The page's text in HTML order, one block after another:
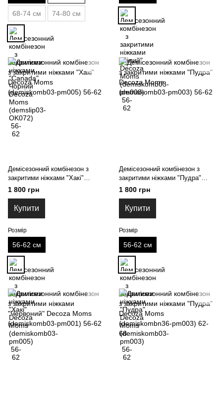
68-74 см 74-80 см
Демісезонний комбінезон з
закритими ніжками "Хакі"
Decoza Moms (demiskomb03-
pm005) 56-62
1 800 грн
Купити
Розмір
56-62 см
Демісезонний комбінезон з
закритими ніжками "Пудра"
Decoza Moms (demiskomb03-
pm003) 56-62
1 800 грн
Купити
Розмір
56-62 см